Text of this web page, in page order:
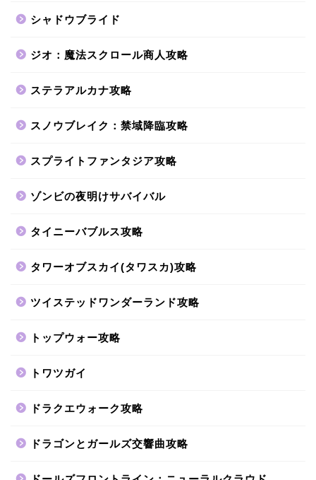
シャドウブライド
ジオ：魔法スクロール商人攻略
ステラアルカナ攻略
スノウブレイク：禁域降臨攻略
スプライトファンタジア攻略
ゾンビの夜明けサバイバル
タイニーバブルス攻略
タワーオブスカイ(タワスカ)攻略
ツイステッドワンダーランド攻略
トップウォー攻略
トワツガイ
ドラクエウォーク攻略
ドラゴンとガールズ交響曲攻略